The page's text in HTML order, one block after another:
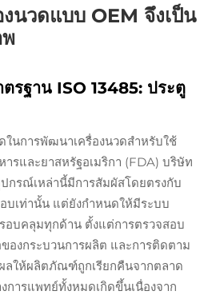
นวดแบบ OEM จึงเป็น
รฐาน ISO 13485: ประตู
นการพัฒนาเครื่องนวดสำหรับใช้
รและยาสหรัฐอเมริกา (FDA) บริษัท
กรณ์เหล่านี้มีการสัมผัสโดยตรงกับ
บเท่านั้น แต่ยังกำหนดให้มีระบบ
บคลุมทุกด้าน ตั้งแต่การตรวจสอบ
องกระบวนการผลิต และการติดตาม
ลให้ผลิตภัณฑ์ถูกเรียกคืนจากตลาด
ารแพทย์ทั้งหมดเกิดขึ้นเนื่องจาก